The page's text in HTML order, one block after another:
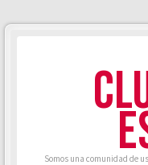
Somos una comunidad de